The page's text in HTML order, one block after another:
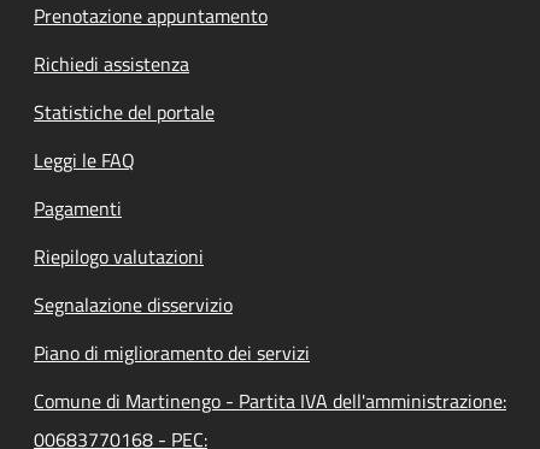
Prenotazione appuntamento
Richiedi assistenza
Statistiche del portale
Leggi le FAQ
Pagamenti
Riepilogo valutazioni
Segnalazione disservizio
Piano di miglioramento dei servizi
Comune di Martinengo - Partita IVA dell'amministrazione:
00683770168 - PEC: